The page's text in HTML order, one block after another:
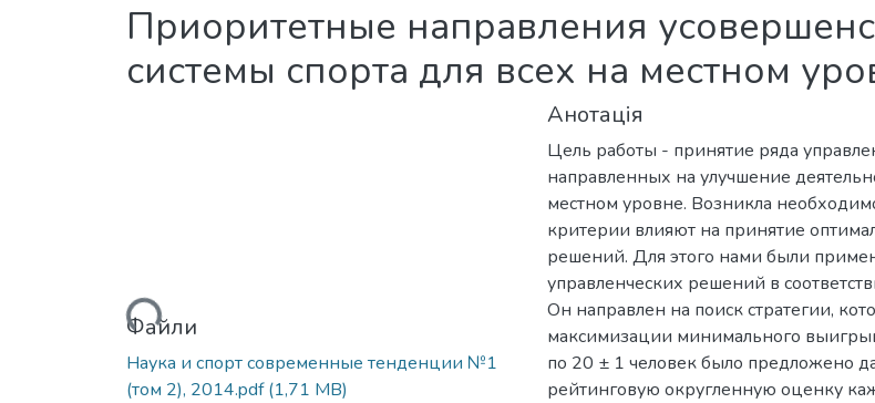
Приоритетные направления
системы спорта для всех на местном
Вантажиться...
Файли
Наука и спорт современные тенденции №1
(том 2), 2014.pdf(1,71 MB)
Анотація
Цель работы - принятие ряда
направленных на улучшение
местном уровне. Возникла
критерии влияют на принятие
решений. Для этого нами были
управленческих решений в
Он направлен на поиск стратегии,
максимизации минимального
по 20 ± 1 человек было предложено
рейтинговую округленную оценку